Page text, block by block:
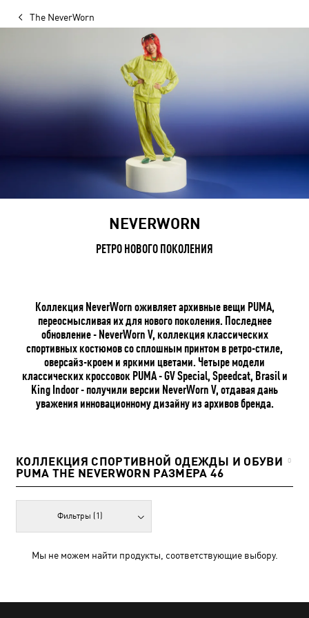
The NeverWorn
NEVERWORN
РЕТРО НОВОГО ПОКОЛЕНИЯ
Коллекция NeverWorn оживляет архивные вещи PUMA,
переосмысливая их для нового поколения. Последнее
обновление - NeverWorn V, коллекция классических
спортивных костюмов со сплошным принтом в ретро-стиле,
оверсайз-кроем и яркими цветами. Четыре модели
классических кроссовок PUMA - GV Special, Speedcat, Brasil и
King Indoor - получили версии NeverWorn V, отдавая дань
уважения инновационному дизайну из архивов бренда.
КОЛЛЕКЦИЯ СПОРТИВНОЙ ОДЕЖДЫ И ОБУВИ
PUMA THE NEVERWORN РАЗМЕРА 46
0
Фильтры (1)
Мы не можем найти продукты, соответствующие выбору.